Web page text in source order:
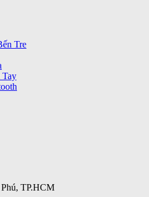
Tre
Tay
TP.HCM